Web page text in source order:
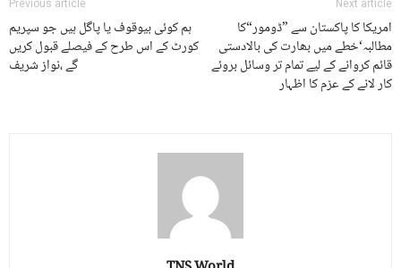
Previous article
ہم کوئی بیوقوف یا پاگل ہیں جو سپریم
کورٹ کے اس طرح کے فیصلے قبول کریں
گے ،نواز شریف
Next article
امریکا کا پاکستان سے ”ڈومور“کا
مطالبہ‘خطے میں بھارت کی بالادستی
قائم کروانے کے لیے تمام تر وسائل بروئے
کار لانے کے عزم کا اظہار